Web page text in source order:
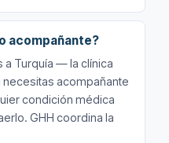
acompañante?
a Turquía — la clínica
necesitas acompañante
condición médica
GHH coordina la